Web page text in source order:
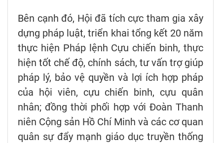
Bên cạnh đó, Hội đã tích cực tham gia xây
dựng pháp luật, triển khai tổng kết 20 năm
thực hiện Pháp lệnh Cựu chiến binh, thực
hiện tốt chế độ, chính sách, tư vấn trợ giúp
pháp lý, bảo vệ quyền và lợi ích hợp pháp
của hội viên, cựu chiến binh, cựu quân
nhân; đồng thời phối hợp với Đoàn Thanh
niên Cộng sản Hồ Chí Minh và các cơ quan
quân sự đẩy mạnh giáo dục truyền thống